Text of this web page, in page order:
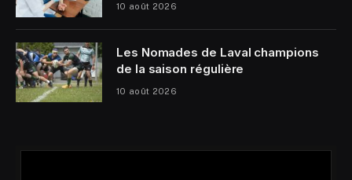
10 août 2026
Les Nomades de Laval champions
de la saison régulière
10 août 2026